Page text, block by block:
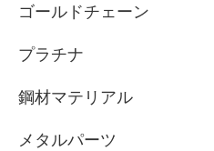
ゴールドチェーン
プラチナ
鋼材マテリアル
メタルパーツ